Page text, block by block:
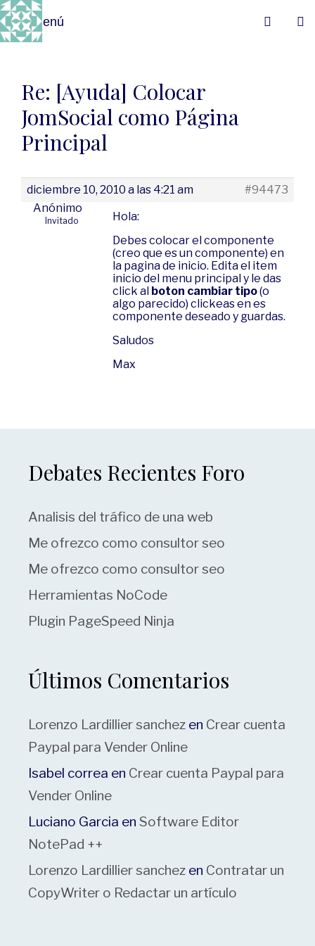
Menú
Re: [Ayuda] Colocar
JomSocial como Página
Principal
diciembre 10, 2010 a las 4:21 am
#94473
Anónimo
Invitado
Hola:
Debes colocar el componente
(creo que es un componente) en
la pagina de inicio. Edita el item
inicio del menu principal y le das
click al boton cambiar tipo(o
algo parecido) clickeas en es
componente deseado y guardas.
Saludos
Max
Debates Recientes Foro
Analisis del tráfico de una web
Me ofrezco como consultor seo
Me ofrezco como consultor seo
Herramientas NoCode
Plugin PageSpeed Ninja
Últimos Comentarios
Lorenzo Lardillier sanchez en Crear cuenta
Paypal para Vender Online
Isabel correa en Crear cuenta Paypal para
Vender Online
Luciano Garcia en Software Editor
NotePad ++
Lorenzo Lardillier sanchez en Contratar un
CopyWriter o Redactar un artículo